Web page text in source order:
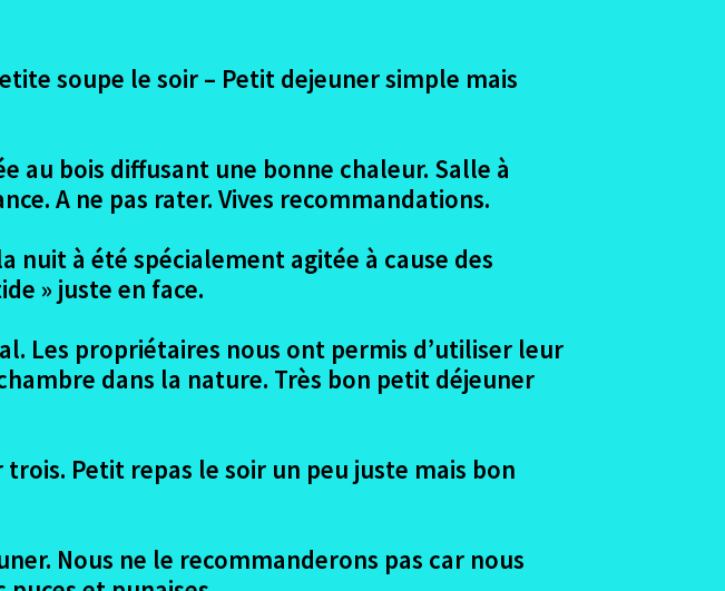
soupe le soir – Petit dejeuner simple mais
au bois diffusant une bonne chaleur. Salle à
A ne pas rater. Vives recommandations.
nuit à été spécialement agitée à cause des
» juste en face.
Les propriétaires nous ont permis d’utiliser leur
dans la nature. Très bon petit déjeuner
Petit repas le soir un peu juste mais bon
Nous ne le recommanderons pas car nous